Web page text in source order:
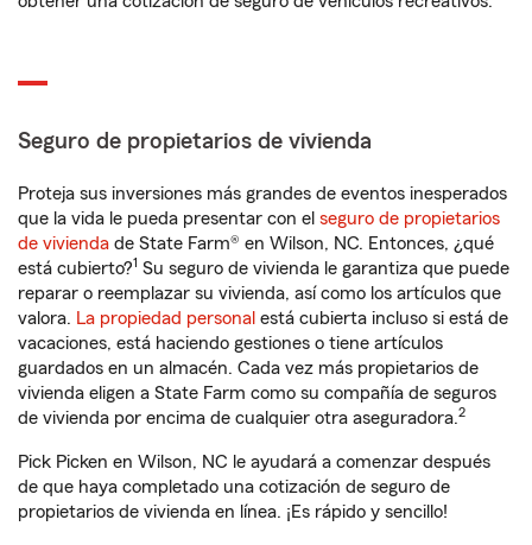
Seguro de propietarios de vivienda
Proteja sus inversiones más grandes de eventos inesperados
que la vida le pueda presentar con el seguro de propietarios
de vivienda de State Farm® en Wilson, NC. Entonces, ¿qué
está cubierto?1 Su seguro de vivienda le garantiza que puede
reparar o reemplazar su vivienda, así como los artículos que
valora. La propiedad personal está cubierta incluso si está de
vacaciones, está haciendo gestiones o tiene artículos
guardados en un almacén. Cada vez más propietarios de
vivienda eligen a State Farm como su compañía de seguros
de vivienda por encima de cualquier otra aseguradora.2
Pick Picken en Wilson, NC le ayudará a comenzar después
de que haya completado una cotización de seguro de
propietarios de vivienda en línea. ¡Es rápido y sencillo!